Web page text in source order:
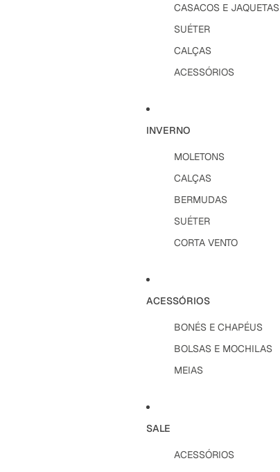
CASACOS E JAQUETAS
SUÉTER
CALÇAS
ACESSÓRIOS
INVERNO
MOLETONS
CALÇAS
BERMUDAS
SUÉTER
CORTA VENTO
ACESSÓRIOS
BONÉS E CHAPÉUS
BOLSAS E MOCHILAS
MEIAS
SALE
ACESSÓRIOS